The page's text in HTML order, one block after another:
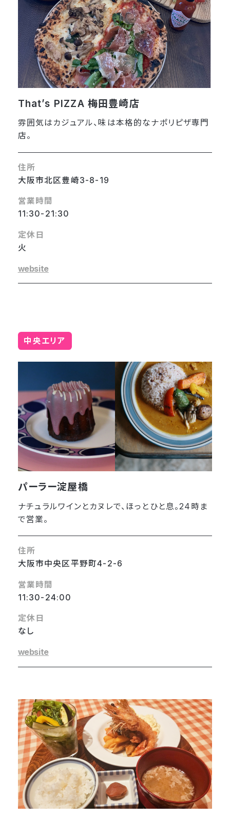
That’s PIZZA 梅田豊崎店
雰囲気はカジュアル、味は本格的なナポリピザ専門
店。
住所
大阪市北区豊崎3-8-19
営業時間
11:30-21:30
定休日
火
website
中央エリア
パーラー淀屋橋
ナチュラルワインとカヌレで、ほっとひと息。24時ま
で営業。
住所
大阪市中央区平野町4-2-6
営業時間
11:30-24:00
定休日
なし
website